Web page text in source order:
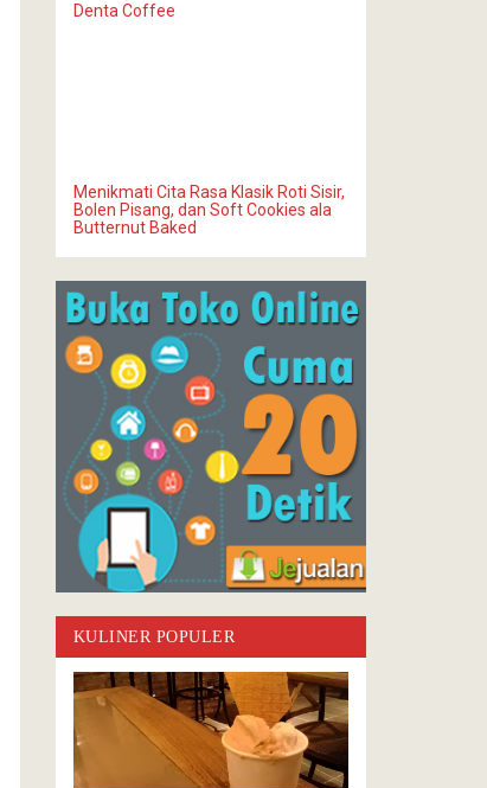
Denta Coffee
Menikmati Cita Rasa Klasik Roti Sisir,
Bolen Pisang, dan Soft Cookies ala
Butternut Baked
KULINER POPULER